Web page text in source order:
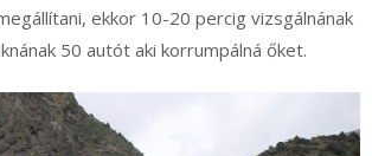
ekkor 10-20 percig vizsgálnának
50 autót aki korrumpálná őket.